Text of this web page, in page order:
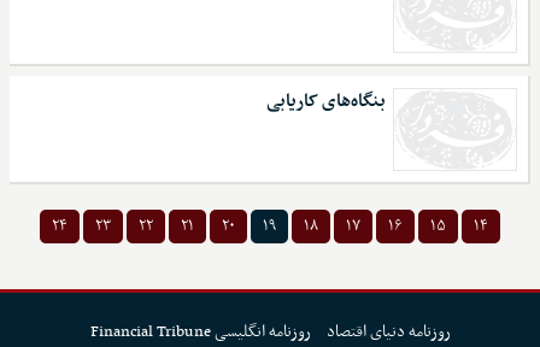
بنگاه‌های کاریابی
۱۴ ۱۵ ۱۶ ۱۷ ۱۸ ۱۹ ۲۰ ۲۱ ۲۲ ۲۳ ۲۴
روزنامه دنیای اقتصاد روزنامه انگلیسی Financial Tribune